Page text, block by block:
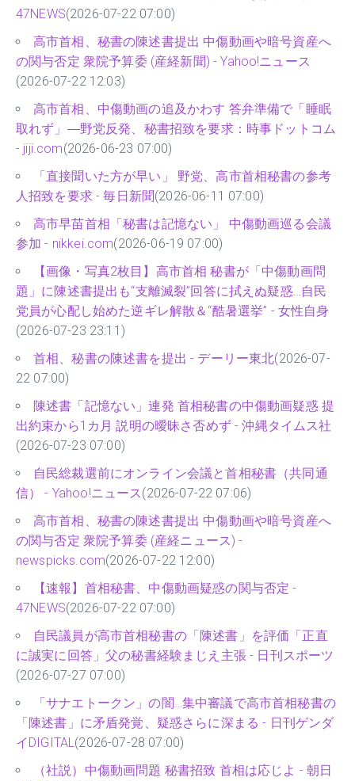
47NEWS(2026-07-22 07:00)
高市首相、秘書の陳述書提出 中傷動画や暗号資産へ
の関与否定 衆院予算委 (産経新聞) - Yahoo!ニュース
(2026-07-22 12:03)
高市首相、中傷動画の追及かわす 答弁準備で「睡眠
取れず」―野党反発、秘書招致を要求：時事ドットコム
- jiji.com(2026-06-23 07:00)
「直接聞いた方が早い」 野党、高市首相秘書の参考
人招致を要求 - 毎日新聞(2026-06-11 07:00)
高市早苗首相「秘書は記憶ない」 中傷動画巡る会議
参加 - nikkei.com(2026-06-19 07:00)
【画像・写真2枚目】高市首相 秘書が「中傷動画問
題」に陳述書提出も“支離滅裂”回答に拭えぬ疑惑…自民
党員が心配し始めた逆ギレ解散＆“酷暑選挙” - 女性自身
(2026-07-23 23:11)
首相、秘書の陳述書を提出 - デーリー東北(2026-07-
22 07:00)
陳述書「記憶ない」連発 首相秘書の中傷動画疑惑 提
出約束から1カ月 説明の曖昧さ否めず - 沖縄タイムス社
(2026-07-23 07:00)
自民総裁選前にオンライン会議と首相秘書（共同通
信） - Yahoo!ニュース(2026-07-22 07:06)
高市首相、秘書の陳述書提出 中傷動画や暗号資産へ
の関与否定 衆院予算委 (産経ニュース) -
newspicks.com(2026-07-22 12:00)
【速報】首相秘書、中傷動画疑惑の関与否定 -
47NEWS(2026-07-22 07:00)
自民議員が高市首相秘書の「陳述書」を評価「正直
に誠実に回答」父の秘書経験まじえ主張 - 日刊スポーツ
(2026-07-27 07:00)
「サナエトークン」の闇…集中審議で高市首相秘書の
「陳述書」に矛盾発覚、疑惑さらに深まる - 日刊ゲンダ
イDIGITAL(2026-07-28 07:00)
（社説）中傷動画問題 秘書招致 首相は応じよ - 朝日